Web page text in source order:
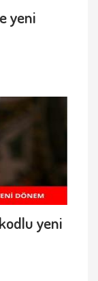
yeni
yeni